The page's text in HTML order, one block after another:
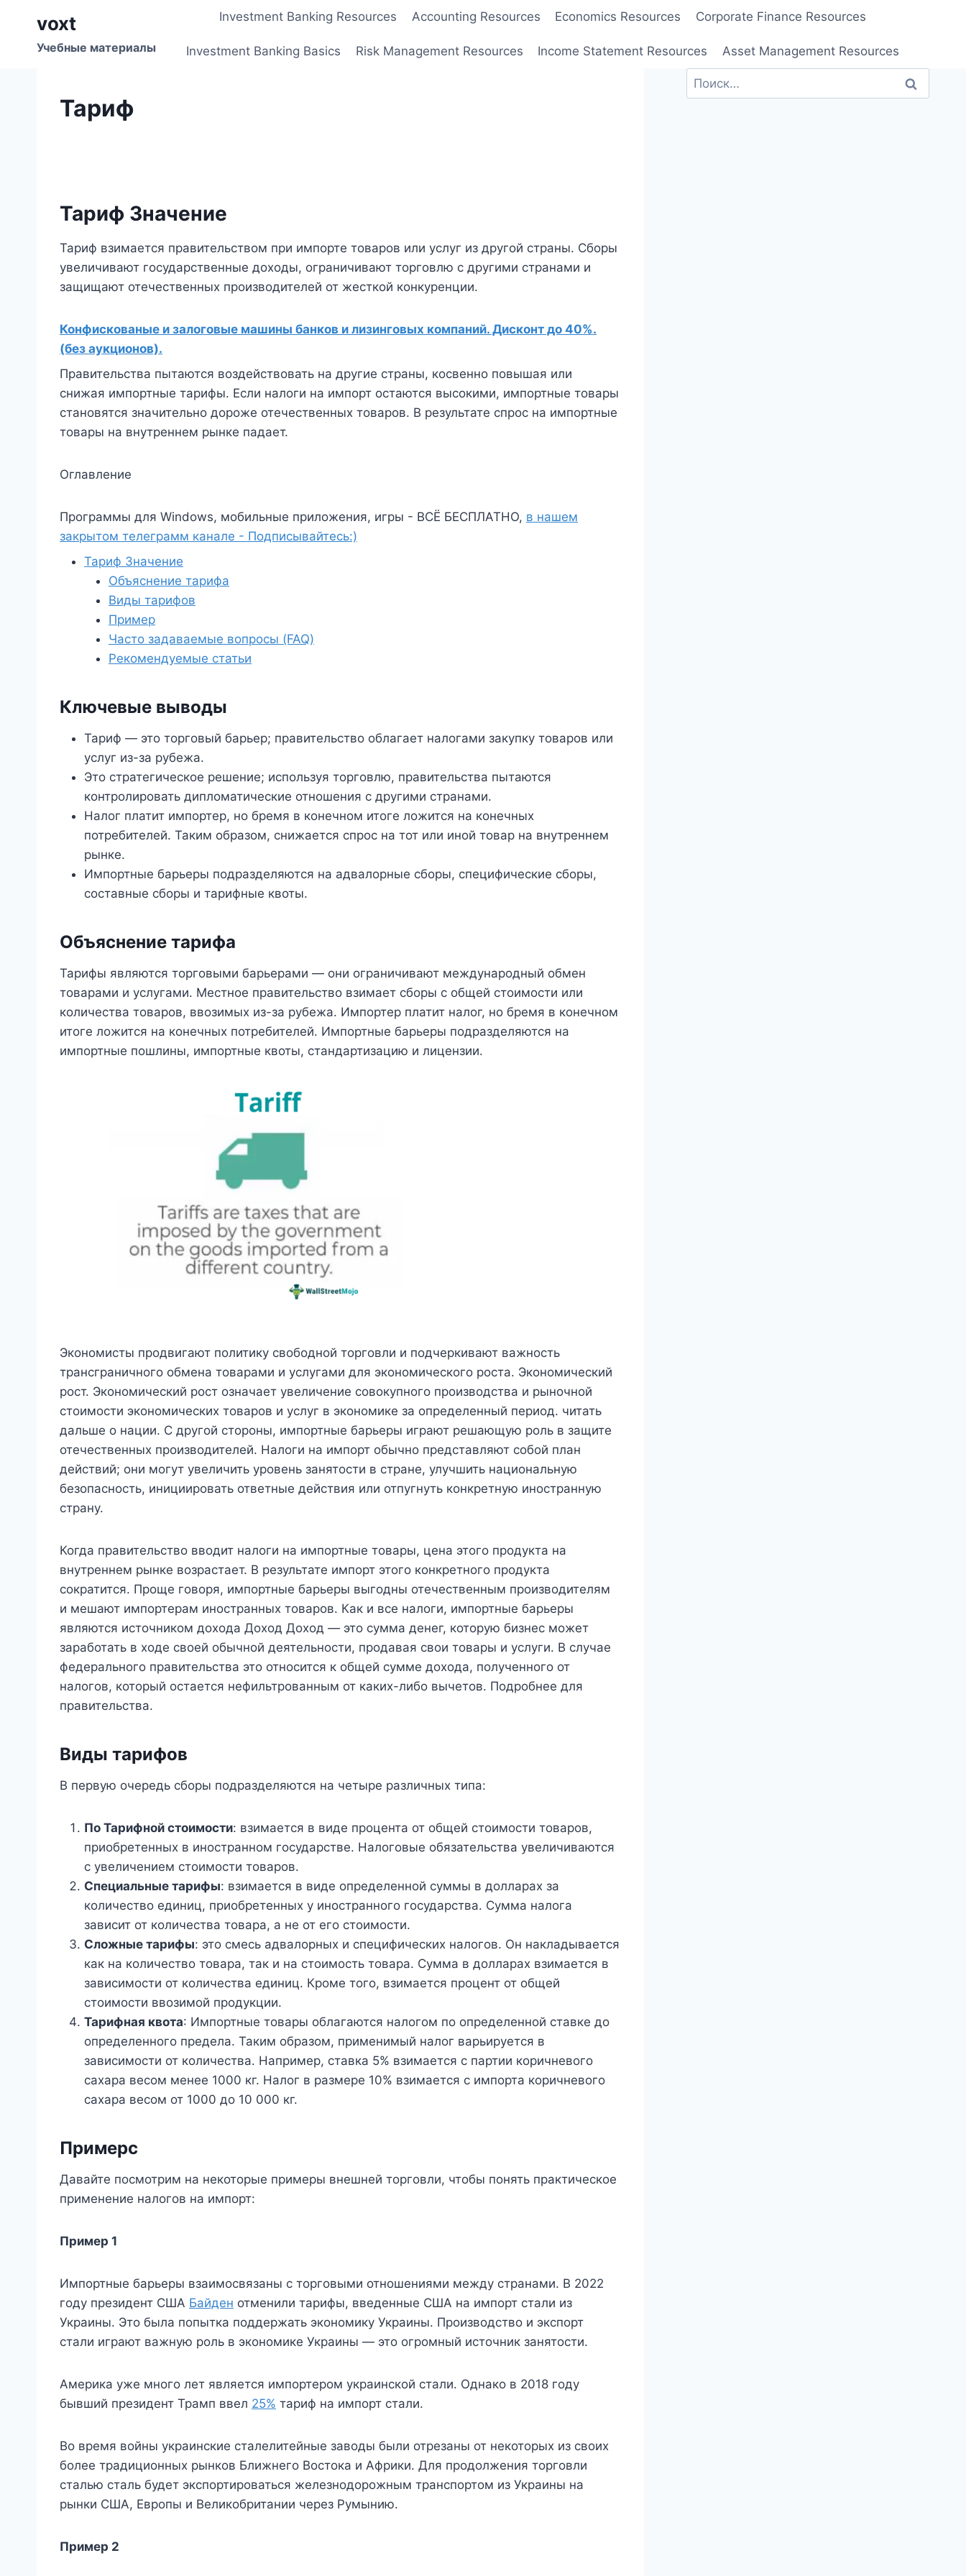
содержимому
voxt
Учебные материалы
Investment Banking Resources Accounting Resources Economics Resources Corporate Finance Resources
Investment Banking Basics Risk Management Resources Income Statement Resources Asset Management Resources
Тариф
Тариф Значение
Тариф взимается правительством при импорте товаров или услуг из другой страны. Сборы
увеличивают государственные доходы, ограничивают торговлю с другими странами и
защищают отечественных производителей от жесткой конкуренции.
Конфискованые и залоговые машины банков и лизинговых компаний. Дисконт до 40%.
(без аукционов).
Правительства пытаются воздействовать на другие страны, косвенно повышая или
снижая импортные тарифы. Если налоги на импорт остаются высокими, импортные товары
становятся значительно дороже отечественных товаров. В результате спрос на импортные
товары на внутреннем рынке падает.
Оглавление
Программы для Windows, мобильные приложения, игры - ВСЁ БЕСПЛАТНО, в нашем
закрытом телеграмм канале - Подписывайтесь:)
Тариф Значение
Объяснение тарифа
Виды тарифов
Пример
Часто задаваемые вопросы (FAQ)
Рекомендуемые статьи
Ключевые выводы
Тариф — это торговый барьер; правительство облагает налогами закупку товаров или
услуг из-за рубежа.
Это стратегическое решение; используя торговлю, правительства пытаются
контролировать дипломатические отношения с другими странами.
Налог платит импортер, но бремя в конечном итоге ложится на конечных
потребителей. Таким образом, снижается спрос на тот или иной товар на внутреннем
рынке.
Импортные барьеры подразделяются на адвалорные сборы, специфические сборы,
составные сборы и тарифные квоты.
Объяснение тарифа
Тарифы являются торговыми барьерами — они ограничивают международный обмен
товарами и услугами. Местное правительство взимает сборы с общей стоимости или
количества товаров, ввозимых из-за рубежа. Импортер платит налог, но бремя в конечном
итоге ложится на конечных потребителей. Импортные барьеры подразделяются на
импортные пошлины, импортные квоты, стандартизацию и лицензии.
Экономисты продвигают политику свободной торговли и подчеркивают важность
трансграничного обмена товарами и услугами для экономического роста. Экономический
рост. Экономический рост означает увеличение совокупного производства и рыночной
стоимости экономических товаров и услуг в экономике за определенный период. читать
дальше о нации. С другой стороны, импортные барьеры играют решающую роль в защите
отечественных производителей. Налоги на импорт обычно представляют собой план
действий; они могут увеличить уровень занятости в стране, улучшить национальную
безопасность, инициировать ответные действия или отпугнуть конкретную иностранную
страну.
Когда правительство вводит налоги на импортные товары, цена этого продукта на
внутреннем рынке возрастает. В результате импорт этого конкретного продукта
сократится. Проще говоря, импортные барьеры выгодны отечественным производителям
и мешают импортерам иностранных товаров. Как и все налоги, импортные барьеры
являются источником дохода Доход Доход — это сумма денег, которую бизнес может
заработать в ходе своей обычной деятельности, продавая свои товары и услуги. В случае
федерального правительства это относится к общей сумме дохода, полученного от
налогов, который остается нефильтрованным от каких-либо вычетов. Подробнее для
правительства.
Виды тарифов
В первую очередь сборы подразделяются на четыре различных типа:
По Тарифной стоимости: взимается в виде процента от общей стоимости товаров,
приобретенных в иностранном государстве. Налоговые обязательства увеличиваются
с увеличением стоимости товаров.
Специальные тарифы: взимается в виде определенной суммы в долларах за
количество единиц, приобретенных у иностранного государства. Сумма налога
зависит от количества товара, а не от его стоимости.
Сложные тарифы: это смесь адвалорных и специфических налогов. Он накладывается
как на количество товара, так и на стоимость товара. Сумма в долларах взимается в
зависимости от количества единиц. Кроме того, взимается процент от общей
стоимости ввозимой продукции.
Тарифная квота: Импортные товары облагаются налогом по определенной ставке до
определенного предела. Таким образом, применимый налог варьируется в
зависимости от количества. Например, ставка 5% взимается с партии коричневого
сахара весом менее 1000 кг. Налог в размере 10% взимается с импорта коричневого
сахара весом от 1000 до 10 000 кг.
Примерс
Давайте посмотрим на некоторые примеры внешней торговли, чтобы понять практическое
применение налогов на импорт:
Пример 1
Импортные барьеры взаимосвязаны с торговыми отношениями между странами. В 2022
году президент США Байден отменили тарифы, введенные США на импорт стали из
Украины. Это была попытка поддержать экономику Украины. Производство и экспорт
стали играют важную роль в экономике Украины — это огромный источник занятости.
Америка уже много лет является импортером украинской стали. Однако в 2018 году
бывший президент Трамп ввел 25% тариф на импорт стали.
Во время войны украинские сталелитейные заводы были отрезаны от некоторых из своих
более традиционных рынков Ближнего Востока и Африки. Для продолжения торговли
сталью сталь будет экспортироваться железнодорожным транспортом из Украины на
рынки США, Европы и Великобритании через Румынию.
Пример 2
Найти: